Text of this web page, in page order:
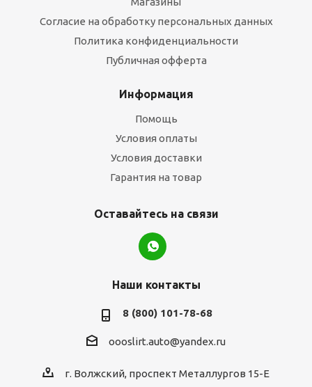
Согласие на обработку персональных данных
Политика конфиденциальности
Публичная офферта
Информация
Помощь
Условия оплаты
Условия доставки
Гарантия на товар
Оставайтесь на связи
Наши контакты
8 (800) 101-78-68
oooslirt.auto@yandex.ru
г. Волжский, проспект Металлургов 15-Е